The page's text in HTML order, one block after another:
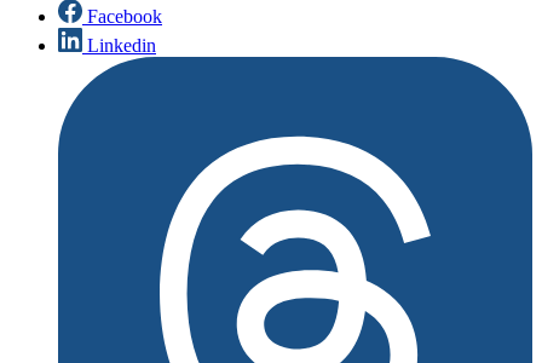
Facebook
Linkedin